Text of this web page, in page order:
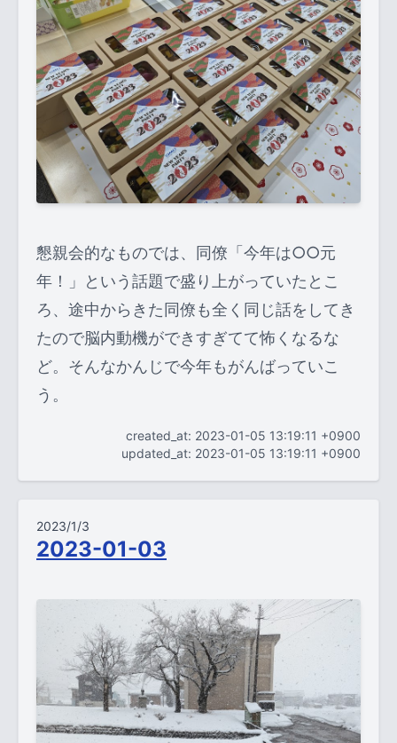
懇親会的なものでは、同僚「今年は○○元
年！」という話題で盛り上がっていたとこ
ろ、途中からきた同僚も全く同じ話をしてき
たので脳内動機ができすぎてて怖くなるな
ど。そんなかんじで今年もがんばっていこ
う。
created_at: 2023-01-05 13:19:11 +0900
updated_at: 2023-01-05 13:19:11 +0900
2023/1/3
2023-01-03